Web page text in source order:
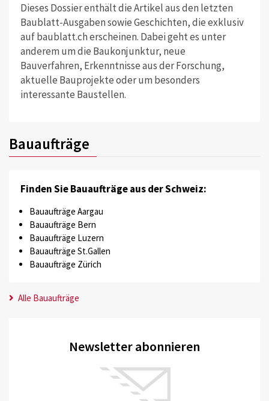
Dieses Dossier enthält die Artikel aus den letzten
Baublatt-Ausgaben sowie Geschichten, die exklusiv
auf baublatt.ch erscheinen. Dabei geht es unter
anderem um die Baukonjunktur, neue
Bauverfahren, Erkenntnisse aus der Forschung,
aktuelle Bauprojekte oder um besonders
interessante Baustellen.
Bauaufträge
Finden Sie Bauaufträge aus der Schweiz:
Bauaufträge Aargau
Bauaufträge Bern
Bauaufträge Luzern
Bauaufträge St.Gallen
Bauaufträge Zürich
Alle Bauaufträge
Newsletter abonnieren